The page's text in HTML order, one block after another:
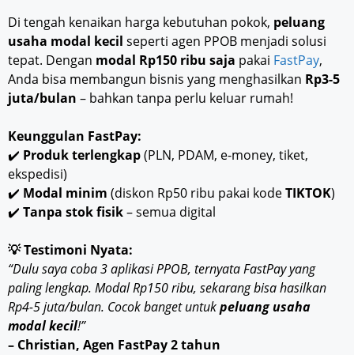
Di tengah kenaikan harga kebutuhan pokok, peluang
usaha modal kecil seperti agen PPOB menjadi solusi
tepat. Dengan modal Rp150 ribu saja pakai FastPay,
Anda bisa membangun bisnis yang menghasilkan Rp3-5
juta/bulan – bahkan tanpa perlu keluar rumah!
Keunggulan FastPay:
✔️ Produk terlengkap(PLN, PDAM, e-money, tiket,
ekspedisi)
✔️ Modal minim (diskon Rp50 ribu pakai kodeTIKTOK)
✔️ Tanpa stok fisik– semua digital
💡 Testimoni Nyata:
“Dulu saya coba 3 aplikasi PPOB, ternyata FastPay yang
paling lengkap. Modal Rp150 ribu, sekarang bisa hasilkan
Rp4-5 juta/bulan. Cocok banget untukpeluang usaha
modal kecil!”
– Christian, Agen FastPay 2 tahun